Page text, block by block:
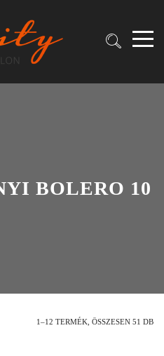
BOLERO 10
1–12 TERMÉK, ÖSSZESEN 51 DB